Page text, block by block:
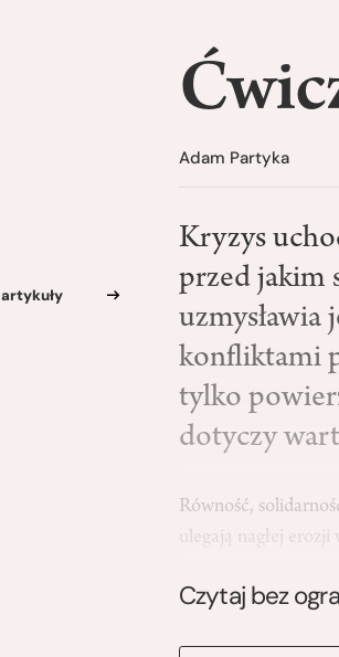
Adam Partyka
Kryzys
przed jakim
konfliktami
tylko
dotyczy
Równość,
ulegają nagłej
Czytaj bez